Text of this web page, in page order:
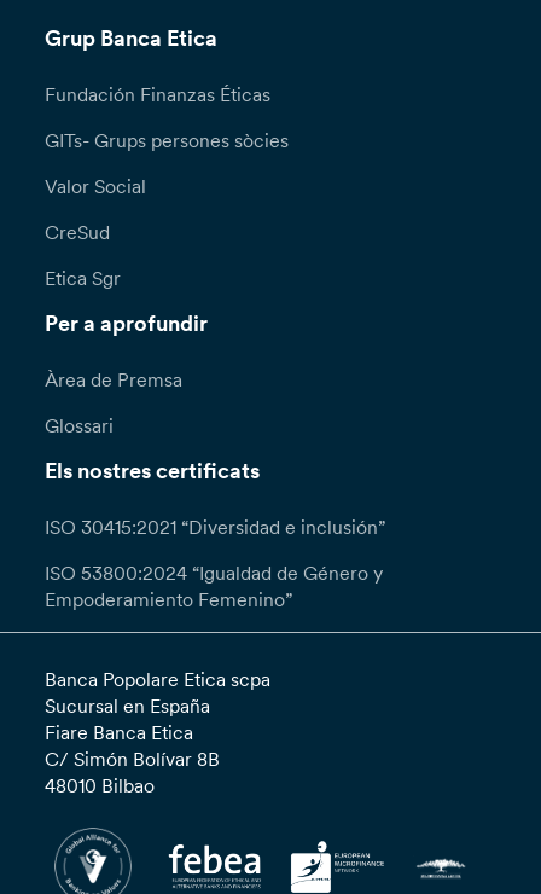
Grup Banca Etica
Fundación Finanzas Éticas
GITs- Grups persones sòcies
Valor Social
CreSud
Etica Sgr
Per a aprofundir
Àrea de Premsa
Glossari
Els nostres certificats
ISO 30415:2021 “Diversidad e inclusión”
ISO 53800:2024 “Igualdad de Género y
Empoderamiento Femenino”
Banca Popolare Etica scpa
Sucursal en España
Fiare Banca Etica
C/ Simón Bolívar 8B
48010 Bilbao